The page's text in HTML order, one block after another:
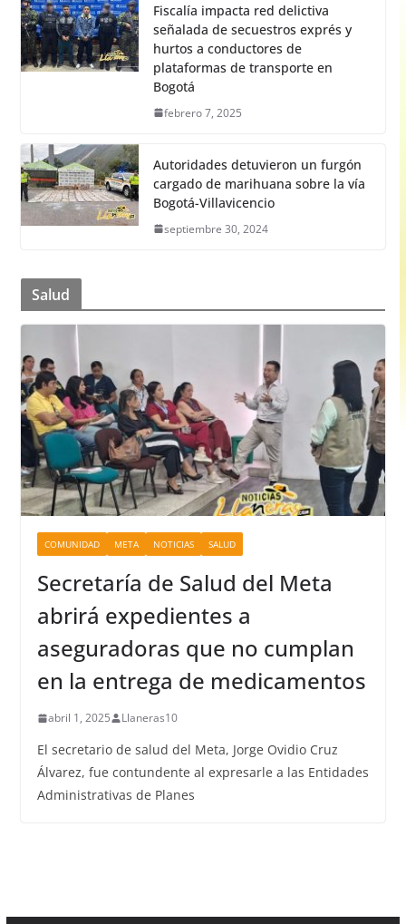
Fiscalía impacta red delictiva
señalada de secuestros exprés y
hurtos a conductores de
plataformas de transporte en
Bogotá
febrero 7, 2025
Autoridades detuvieron un furgón
cargado de marihuana sobre la vía
Bogotá-Villavicencio
septiembre 30, 2024
Salud
COMUNIDAD META NOTICIAS SALUD
Secretaría de Salud del Meta
abrirá expedientes a
aseguradoras que no cumplan
en la entrega de medicamentos
abril 1, 2025 Llaneras10
El secretario de salud del Meta, Jorge Ovidio Cruz
Álvarez, fue contundente al expresarle a las Entidades
Administrativas de Planes